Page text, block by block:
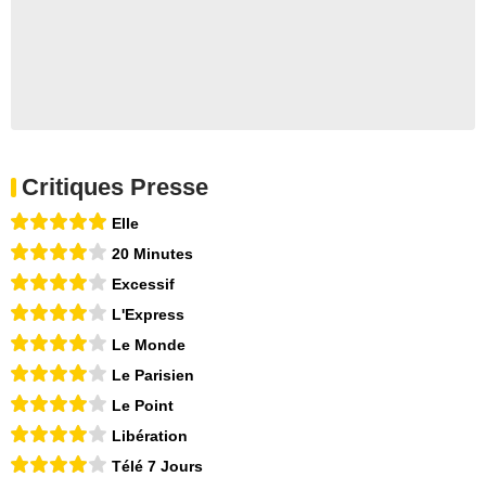
Critiques Presse
Elle
20 Minutes
Excessif
L'Express
Le Monde
Le Parisien
Le Point
Libération
Télé 7 Jours